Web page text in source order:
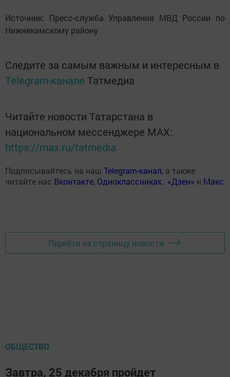
Источник: Пресс-служба Управления МВД России по
Нижнекамскому району
Следите за самым важным и интересным в
Telegram-канале Татмедиа
Читайте новости Татарстана в
национальном мессенджере MАХ:
https://max.ru/tatmedia
Подписывайтесь на наш Telegram-канал, а также
читайте нас Вконтакте, Одноклассниках, «Дзен» и Макс
Перейти на страницу новости
ОБЩЕСТВО
Завтра, 25 декабря пройдет